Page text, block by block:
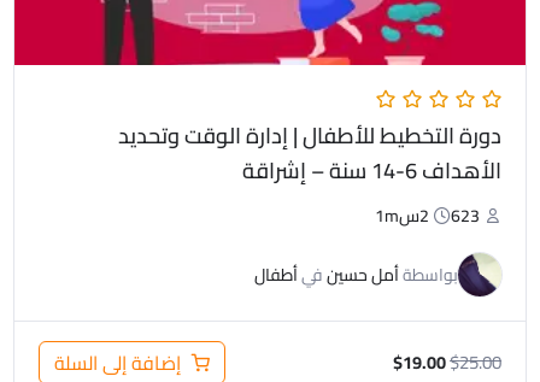
دورة التخطيط للأطفال | إدارة الوقت وتحديد
الأهداف 6-14 سنة – إشراقة
623
2س1m
بواسطةأمل حسينفيأطفال
$25.00
$19.00 إضافة إلى السلة